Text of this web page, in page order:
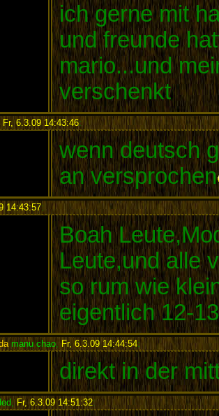
ich gerne mit
und freunde
mario...und
verschenkt
Fr, 6.3.09 14:43:46:
wenn deutsch
an versprochen
14:43:57:
Boah
Leute,und alle
so rum wie
eigentlich 12-
manu chao,Fr, 6.3.09 14:44:54:
direkt in der
, Fr, 6.3.09 14:51:32: